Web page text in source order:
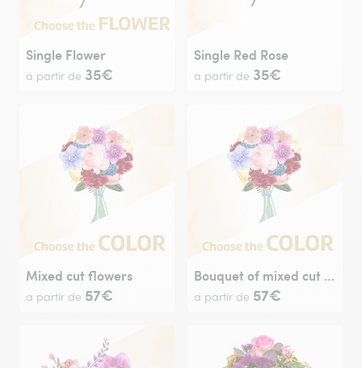
Single Flower
a partir de 35€
Single Red Rose
a partir de 35€
Mixed cut flowers
a partir de 57€
Bouquet of mixed cut flowers
a partir de 57€